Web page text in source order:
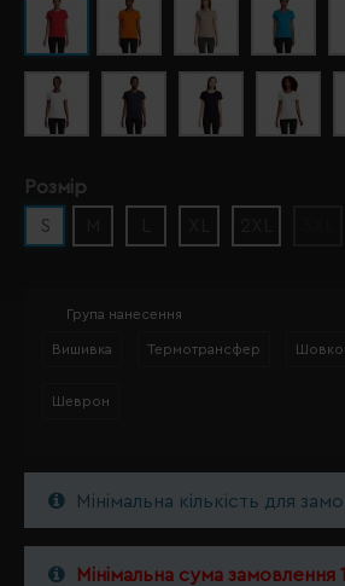
Розмір
S
Група нанесення
Вишивка Термотрансфер
Шеврон
Мінімальна кількість для
Мінімальна сума замовлення